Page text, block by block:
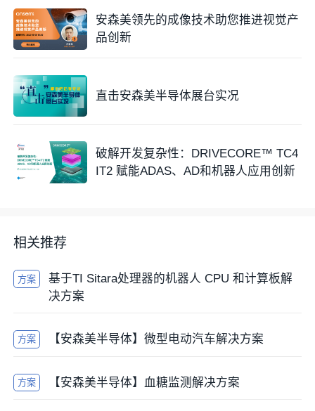
安森美领先的成像技术助您推进视觉产
品创新
直击安森美半导体展台实况
破解开发复杂性：DRIVECORE™ TC4
IT2 赋能ADAS、AD和机器人应用创新
相关推荐
方案
基于TI Sitara处理器的机器人 CPU 和计算板解
决方案
方案 【安森美半导体】微型电动汽车解决方案
方案 【安森美半导体】血糖监测解决方案